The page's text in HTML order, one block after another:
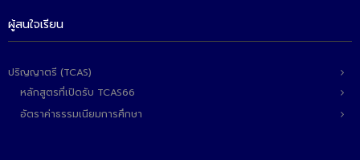
ผู้สนใจเรียน
ปริญญาตรี (TCAS)
หลักสูตรที่เปิดรับ TCAS66
อัตราค่าธรรมเนียมการศึกษา